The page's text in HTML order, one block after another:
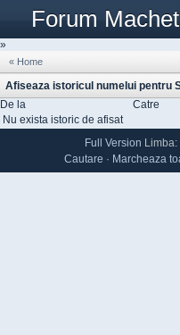
Forum
»
« Home
Afiseaza istoricul numelui pentru
De la
Catre
Nu exista istoric de afisat
Full Version Limba:
Cautare · Marcheaza